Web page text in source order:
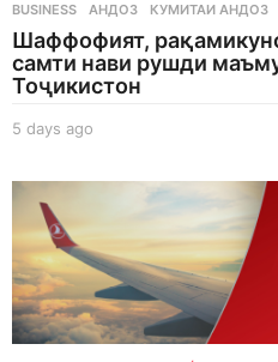
BUSINESS АНДОЗ ,КУМИТАИ АНДОЗ
Шаффофият,
самти нави рушди
Тоҷикистон
5 days ago
g
o